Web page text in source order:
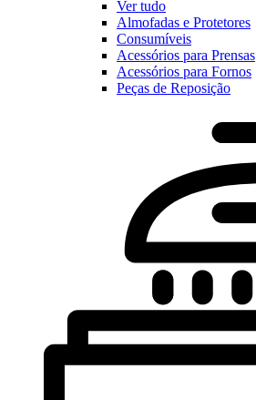
Ver tudo
Almofadas e Protetores
Consumíveis
Acessórios para Prensas
Acessórios para Fornos
Peças de Reposição